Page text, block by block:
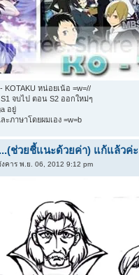
หน่อยเน้อ =w=//
จบไป ตอน S2 ออกใหม่ๆ
อยู่
ะภาษาโดยผมเอง =w=b
ช่วยชี้แนะด้วยค่า) แก้แล้วค่ะ
งคาร พ.ย. 06, 2012 9:12 pm